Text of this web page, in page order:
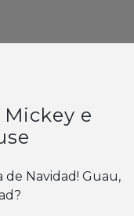
e
de Navidad! Guau,